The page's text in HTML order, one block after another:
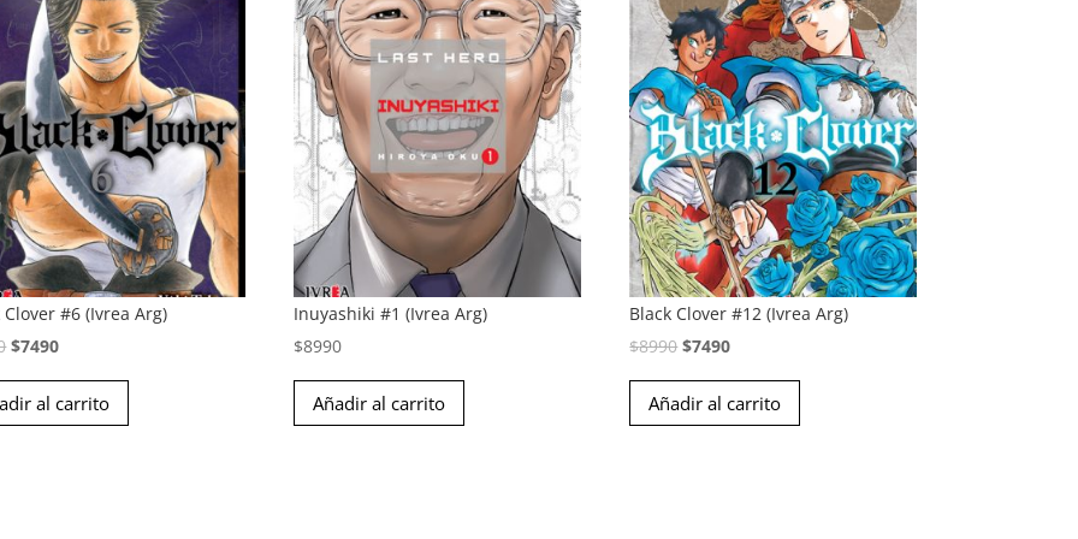
Clover #6 (Ivrea Arg)
El
precio
original
$7490El
precio
actual
al carrito
Inuyashiki #1 (Ivrea Arg)
$8990
Añadir al carrito
Black Clover #12 (Ivrea Arg)
$8990El
precio
original
$7490El
precio
actual
Añadir al carrito